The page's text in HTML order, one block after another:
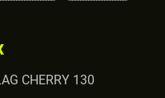
CHERRY 130